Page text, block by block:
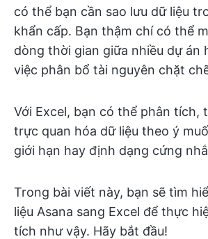
có thể bạn cần sao lưu dữ liệu
khẩn cấp. Bạn thậm chí có thể
dòng thời gian giữa nhiều dự án
việc phân bổ tài nguyên chặt
Với Excel, bạn có thể phân tích,
trực quan hóa dữ liệu theo ý
giới hạn hay định dạng cứng
Trong bài viết này, bạn sẽ tìm
liệu Asana sang Excel để thực
tích như vậy. Hãy bắt đầu!